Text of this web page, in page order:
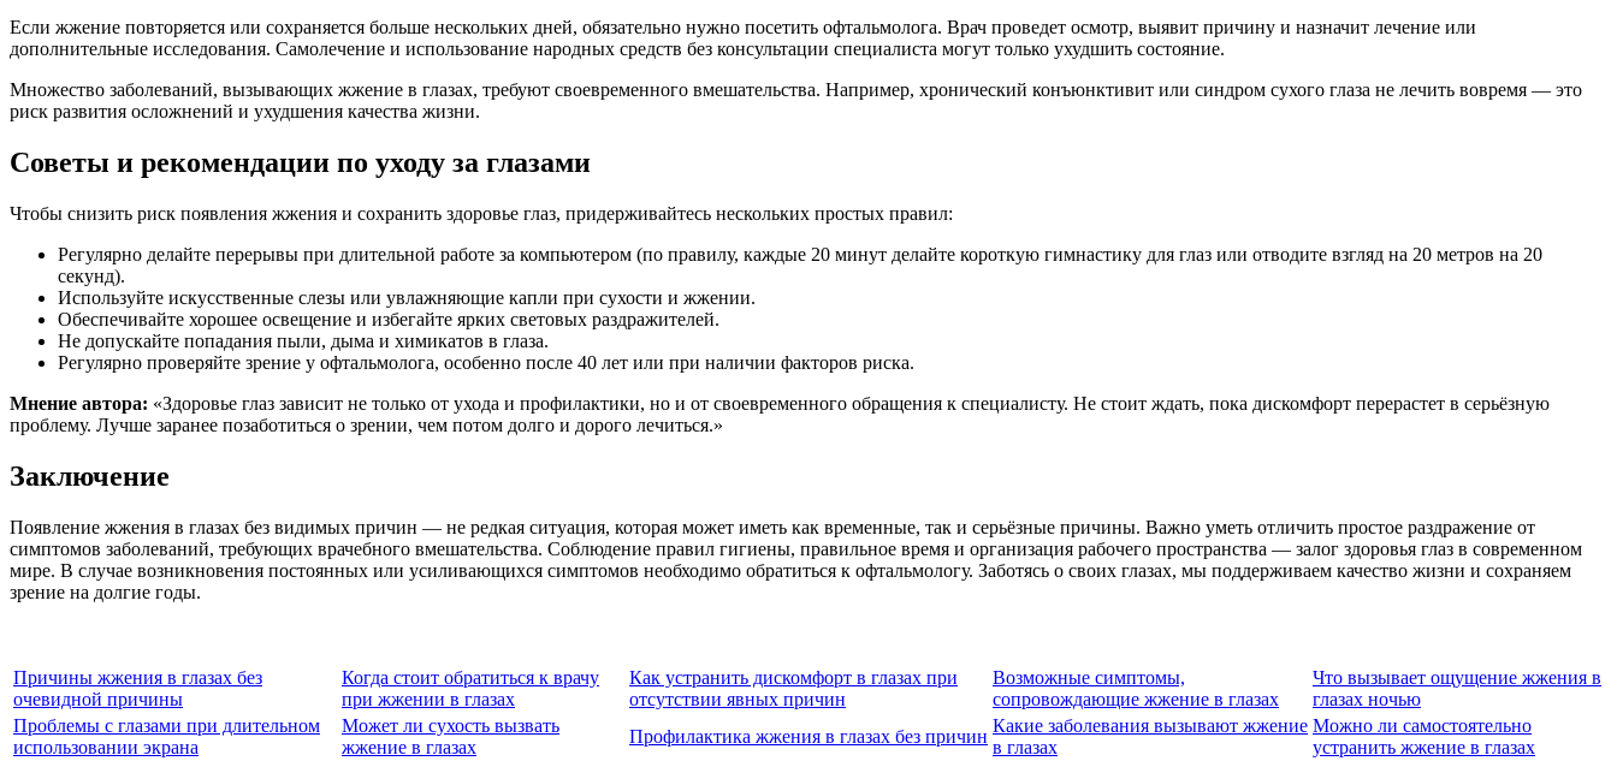
Если жжение повторяется или сохраняется больше нескольких дней, обязательно нужно посетить офтальмолога. Врач проведет осмотр, выявит причину и назначит лечение или
дополнительные исследования. Самолечение и использование народных средств без консультации специалиста могут только ухудшить состояние.
Множество заболеваний, вызывающих жжение в глазах, требуют своевременного вмешательства. Например, хронический конъюнктивит или синдром сухого глаза не лечить вовремя — это
риск развития осложнений и ухудшения качества жизни.
Советы и рекомендации по уходу за глазами
Чтобы снизить риск появления жжения и сохранить здоровье глаз, придерживайтесь нескольких простых правил:
Регулярно делайте перерывы при длительной работе за компьютером (по правилу, каждые 20 минут делайте короткую гимнастику для глаз или отводите взгляд на 20 метров на 20
секунд).
Используйте искусственные слезы или увлажняющие капли при сухости и жжении.
Обеспечивайте хорошее освещение и избегайте ярких световых раздражителей.
Не допускайте попадания пыли, дыма и химикатов в глаза.
Регулярно проверяйте зрение у офтальмолога, особенно после 40 лет или при наличии факторов риска.
Мнение автора: «Здоровье глаз зависит не только от ухода и профилактики, но и от своевременного обращения к специалисту. Не стоит ждать, пока дискомфорт перерастет в серьёзную
проблему. Лучше заранее позаботиться о зрении, чем потом долго и дорого лечиться.»
Заключение
Появление жжения в глазах без видимых причин — не редкая ситуация, которая может иметь как временные, так и серьёзные причины. Важно уметь отличить простое раздражение от
симптомов заболеваний, требующих врачебного вмешательства. Соблюдение правил гигиены, правильное время и организация рабочего пространства — залог здоровья глаз в современном
мире. В случае возникновения постоянных или усиливающихся симптомов необходимо обратиться к офтальмологу. Заботясь о своих глазах, мы поддерживаем качество жизни и сохраняем
зрение на долгие годы.
Причины жжения в глазах без
очевидной причины
Когда стоит обратиться к врачу
при жжении в глазах
Как устранить дискомфорт в глазах при
отсутствии явных причин
Возможные симптомы,
сопровождающие жжение в глазах
Что вызывает ощущение жжения в
глазах ночью
Проблемы с глазами при длительном
использовании экрана
Может ли сухость вызвать
жжение в глазах
Профилактика жжения в глазах без причин
Какие заболевания вызывают жжение
в глазах
Можно ли самостоятельно
устранить жжение в глазах